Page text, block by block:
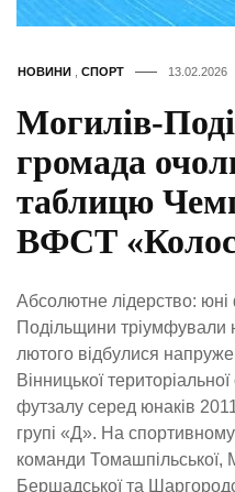
НОВИНИ СПОРТ 13.02.2026
Могилів-
громада
таблицю
ВФСТ
Абсолютне лідерство: юні
Подільщини тріумфували
лютого відбулися
Вінницької
футзалу серед юнаків
групі «Д». На
команди Томашпільської,
Бершадської та